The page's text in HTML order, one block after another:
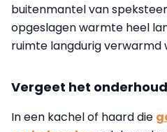
buitenmantel van
opgeslagen warmte heel
ruimte langdurig verwarmd
Vergeet het
In een kachel of haard die